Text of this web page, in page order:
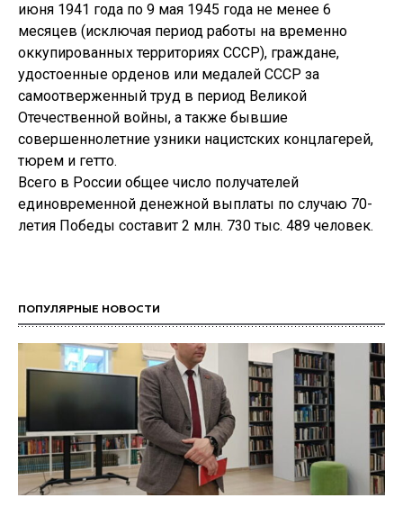
июня 1941 года по 9 мая 1945 года не менее 6
месяцев (исключая период работы на временно
оккупированных территориях СССР), граждане,
удостоенные орденов или медалей СССР за
самоотверженный труд в период Великой
Отечественной войны, а также бывшие
совершеннолетние узники нацистских концлагерей,
тюрем и гетто.
Всего в России общее число получателей
единовременной денежной выплаты по случаю 70-
летия Победы составит 2 млн. 730 тыс. 489 человек.
ПОПУЛЯРНЫЕ НОВОСТИ